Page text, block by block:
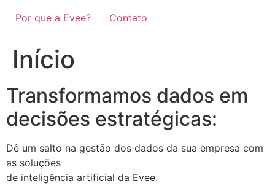
Por que a Evee?
Contato
Início
Transformamos dados em
decisões estratégicas:
Dê um salto na gestão dos dados da sua empresa com
as soluções
de inteligência artificial da Evee.